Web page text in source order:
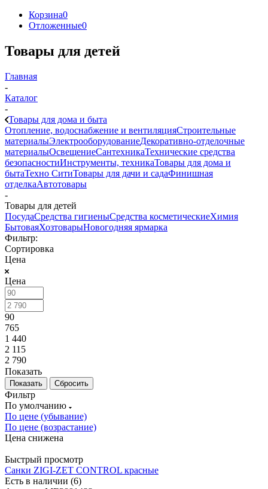
Корзина0
Отложенные0
Товары для детей
Главная
-
Каталог
-
Товары для дома и быта
Отопление, водоснабжение и вентиляцияСтроительные
материалыЭлектрооборудованиеДекоративно-отделочные
материалыОсвещениеСантехникаТехнические средства
безопасностиИнструменты, техникаТовары для дома и
бытаТехно СитиТовары для дачи и садаФинишная
отделкаАвтотовары
-
Товары для детей
ПосудаСредства гигиеныСредства косметическиеХимия
БытоваяХозтоварыНовогодняя ярмарка
Фильтр:
Сортировка
Цена
Цена
90
765
1 440
2 115
2 790
Показать
Сбросить
Фильтр
По умолчанию
По цене (убывание)
По цене (возрастание)
Цена снижена
Быстрый просмотр
Санки ZIGI-ZET CONTROL красные
Есть в наличии (6)